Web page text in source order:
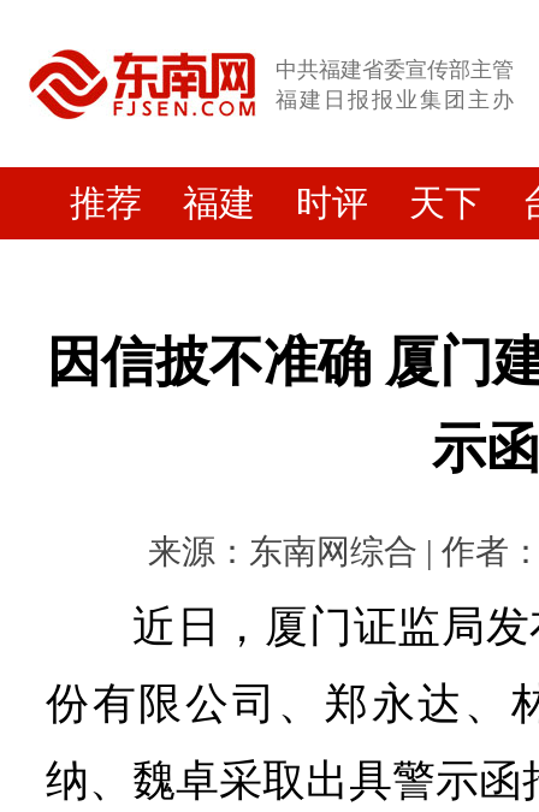
中共福建省委宣传部主管
福建日报报业集团主办
推荐 福建 时评 天下
因信披不准确 厦门
示函
来源：东南网综合 | 作者
近日，厦门证监局
份有限公司、郑永达、
纳、魏卓采取出具警示函